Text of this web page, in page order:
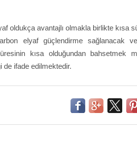
avantajlı olmakla birlikte kısa
elyaf güçlendirme sağlanacak ve
kısa olduğundan bahsetmek
de ifade edilmektedir.